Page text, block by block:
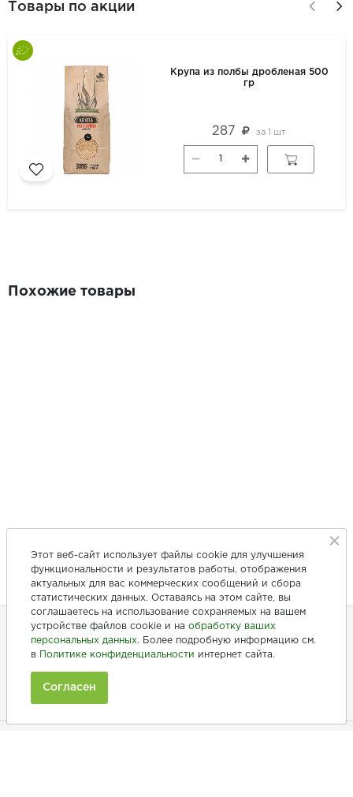
Товары по акции
Крупа из полбы дробленая 500
гр
287 за 1 шт
Похожие товары
+7 (846) 275-20-10
+7 (902) 375-20-10
Этот веб-сайт использует файлы cookie для улучшения
функциональности и результатов работы, отображения
актуальных для вас коммерческих сообщений и сбора
статистических данных. Оставаясь на этом сайте, вы
соглашаетесь на использование сохраняемых на вашем
устройстве файлов cookie и на обработку ваших
персональных данных. Более подробную информацию см.
в
Политике конфиденциальности интернет сайта.
Согласен